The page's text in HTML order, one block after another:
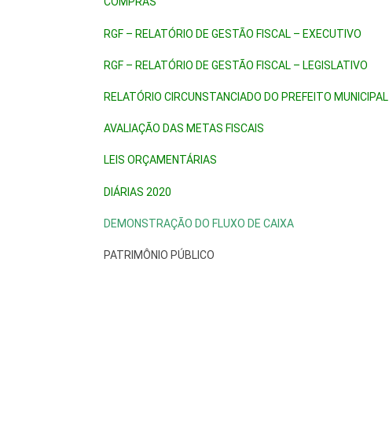
RGF – RELATÓRIO DE GESTÃO FISCAL – EXECUTIVO
RGF – RELATÓRIO DE GESTÃO FISCAL – LEGISLATIVO
RELATÓRIO CIRCUNSTANCIADO DO PREFEITO MUNICIPAL
AVALIAÇÃO DAS METAS FISCAIS
LEIS ORÇAMENTÁRIAS
DIÁRIAS 2020
DEMONSTRAÇÃO DO FLUXO DE CAIXA
PATRIMÔNIO PÚBLICO